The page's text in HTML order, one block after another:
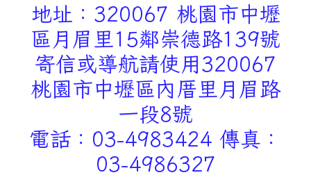
地址：320067 桃園市中壢
區月眉里15鄰崇德路139號
寄信或導航請使用320067
桃園市中壢區內厝里月眉路
一段8號
電話：03-4983424 傳真：
03-4986327